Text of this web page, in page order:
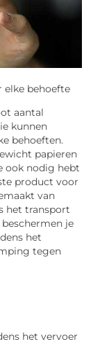
elke behoefte
aantal
kunnen
behoeften.
papieren
ook nodig hebt
product voor
van
het transport
je
het
tegen
het vervoer